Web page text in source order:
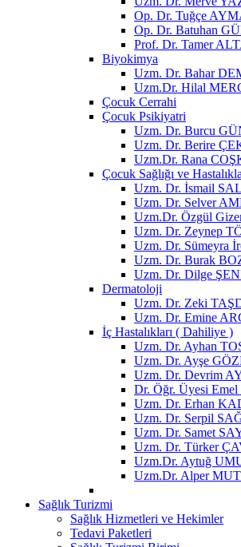
Op. Dr. Tuğçe
Op. Dr. Batuhan
Prof. Dr. Tamer
Biyokimya
Uzm. Dr. Bahar
Uzm.Dr. Hilal
Çocuk Cerrahi
Çocuk Psikiyatri
Uzm. Dr. Burcu
Uzm. Dr. Berire
Uzm.Dr. Rana
Çocuk Sağlığı ve
Uzm. Dr. İsmail
Uzm. Dr. Selver
Uzm.Dr. Özgül
Uzm. Dr. Zeynep
Uzm. Dr. Sümeyra
Uzm. Dr. Burak
Uzm. Dr. Dilge
Dermatoloji
Uzm. Dr. Zeki
Uzm. Dr. Emine
İç Hastalıkları ( Dahiliye )
Uzm. Dr. Ayhan
Uzm. Dr. Ayşe
Uzm. Dr. Devrim
Dr. Öğr. Üyesi
Uzm. Dr. Erhan
Uzm. Dr. Serpil
Uzm. Dr. Samet
Uzm. Dr. Türker
Uzm.Dr. Aytuğ
Uzm.Dr. Alper
Sağlık Turizmi
Sağlık Hizmetleri ve Hekimler
Tedavi Paketleri